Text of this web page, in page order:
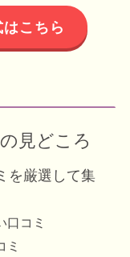
こちら
見どころ
を厳選して集
口コミ
ミ